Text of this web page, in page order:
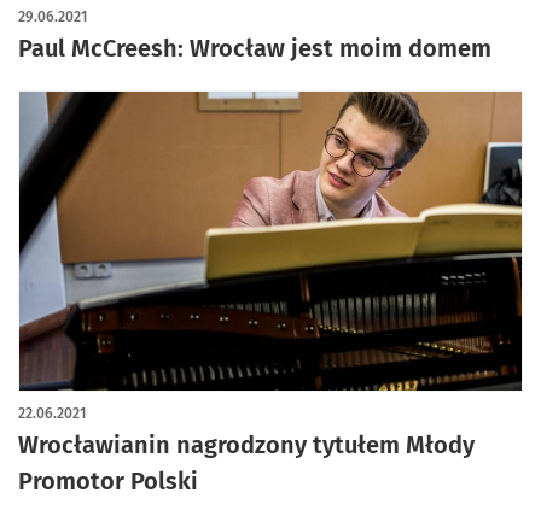
Paul McCreesh: Wrocław jest moim domem
29.06.2021
Wrocławianin nagrodzony tytułem Młody
Promotor Polski
22.06.2021